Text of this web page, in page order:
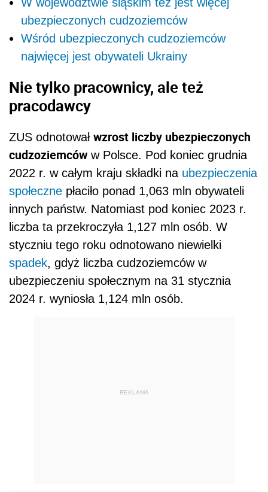
ubezpieczonych cudzoziemców
Wśród ubezpieczonych cudzoziemców
najwięcej jest obywateli Ukrainy
Nie tylko pracownicy, ale też
pracodawcy
ZUS odnotował wzrost liczby ubezpieczonych
cudzoziemców w Polsce. Pod koniec grudnia
2022 r. w całym kraju składki na ubezpieczenia
społeczne płaciło ponad 1,063 mln obywateli
innych państw. Natomiast pod koniec 2023 r.
liczba ta przekroczyła 1,127 mln osób. W
styczniu tego roku odnotowano niewielki
spadek, gdyż liczba cudzoziemców w
ubezpieczeniu społecznym na 31 stycznia
2024 r. wyniosła 1,124 mln osób.
REKLAMA